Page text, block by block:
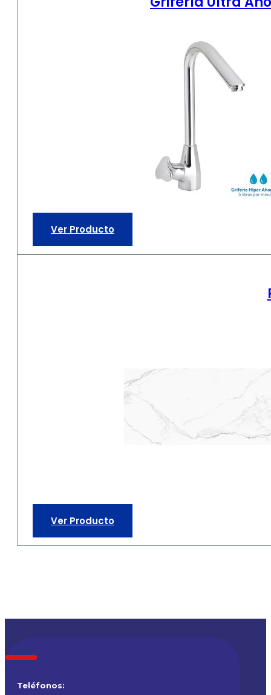
Ver Producto
Ver Producto
Teléfonos: